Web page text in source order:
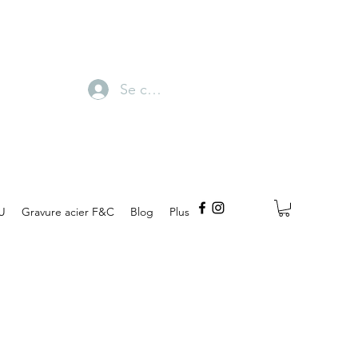
Se connecter
Gravure acier F&C Blog Plus